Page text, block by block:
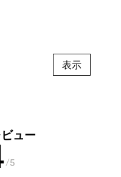
表示
ュー
5